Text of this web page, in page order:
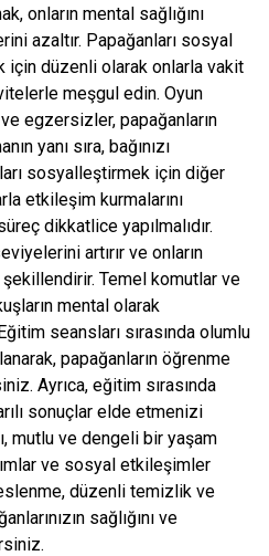
onların mental sağlığını
azaltır. Papağanları sosyal
için düzenli olarak onlarla vakit
meşgul edin. Oyun
egzersizler, papağanların
yanı sıra, bağınızı
sosyalleştirmek için diğer
etkileşim kurmalarını
dikkatlice yapılmalıdır.
artırır ve onların
şekillendirir. Temel komutlar ve
mental olarak
seansları sırasında olumlu
papağanların öğrenme
Ayrıca, eğitim sırasında
sonuçlar elde etmenizi
mutlu ve dengeli bir yaşam
ve sosyal etkileşimler
düzenli temizlik ve
sağlığını ve